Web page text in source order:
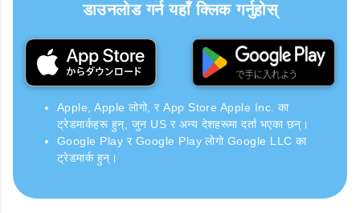
डाउनलोड गर्न यहाँ क्लिक गर्नुहोस्
Apple, Apple लोगो, र App Store Apple Inc. का
ट्रेडमार्कहरू हुन्, जुन US र अन्य देशहरूमा दर्ता भएका छन्।
Google Play र Google Play लोगो Google LLC का
ट्रेडमार्क हुन्।